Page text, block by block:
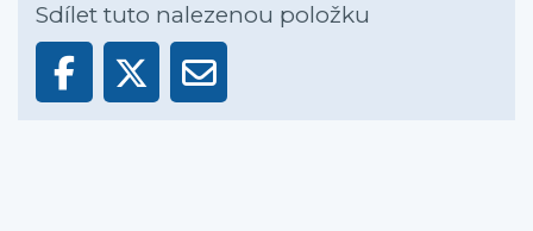
Sdílet tuto nalezenou položku